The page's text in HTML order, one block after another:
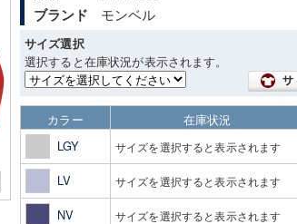
ブランド モンベル
サイズ選択
選択すると在庫状況が表示されます。
カラー 在庫状況
LGY
サイズを選択すると表示されます
LV サイズを選択すると表示されます
NV サイズを選択すると表示されます